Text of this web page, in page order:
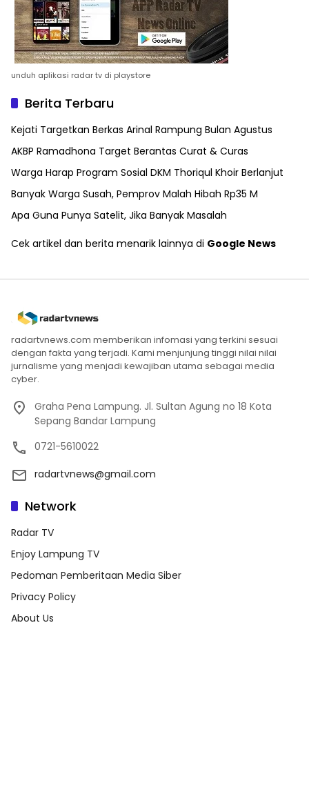
unduh aplikasi radar tv di playstore
Berita Terbaru
Kejati Targetkan Berkas Arinal Rampung Bulan Agustus
AKBP Ramadhona Target Berantas Curat & Curas
Warga Harap Program Sosial DKM Thoriqul Khoir Berlanjut
Banyak Warga Susah, Pemprov Malah Hibah Rp35 M
Apa Guna Punya Satelit, Jika Banyak Masalah
Cek artikel dan berita menarik lainnya di Google News
radartvnews.com memberikan infomasi yang terkini sesuai
dengan fakta yang terjadi. Kami menjunjung tinggi nilai nilai
jurnalisme yang menjadi kewajiban utama sebagai media
cyber.
Graha Pena Lampung. Jl. Sultan Agung no 18 Kota
Sepang Bandar Lampung
0721-5610022
radartvnews@gmail.com
Network
Radar TV
Enjoy Lampung TV
Pedoman Pemberitaan Media Siber
Privacy Policy
About Us